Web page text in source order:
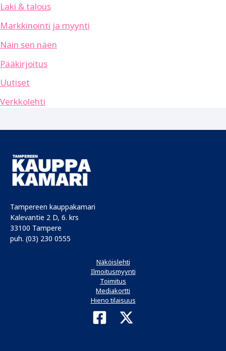
Laki & talous
Markkinointi ja myynti
Näin sen näen
Pääkirjoitus
Uutiset
Verkkolehti
Tampereen kauppakamari
Kalevantie 2 D, 6. krs
33100 Tampere
puh. (03) 230 0555
Näköislehti
Ilmoitusmyynti
Toimitus
Mediakortti
Hieno tilaisuus